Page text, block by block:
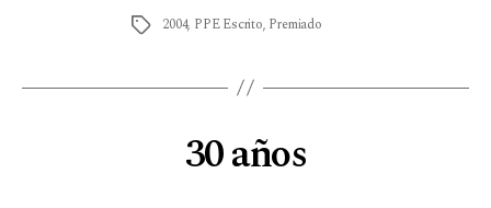
2004, PPE Escrito, Premiado
30 años